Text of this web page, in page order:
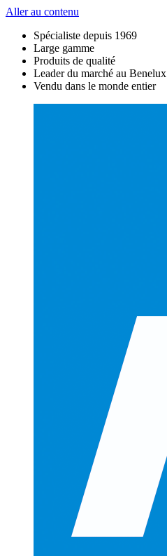
Aller au contenu
Spécialiste depuis 1969
Large gamme
Produits de qualité
Leader du marché au Benelux
Vendu dans le monde entier